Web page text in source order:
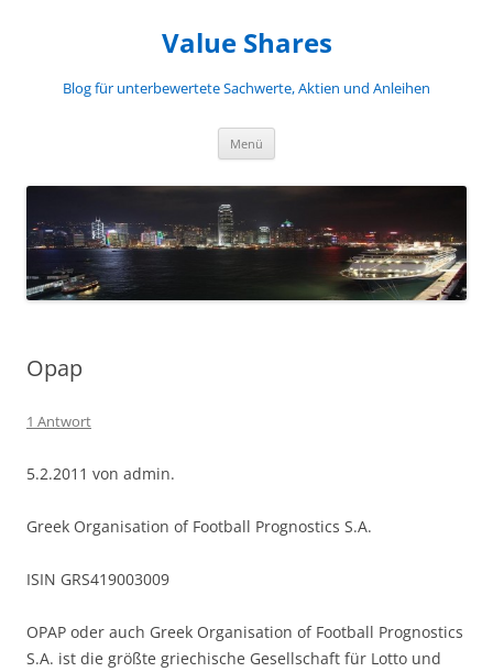
Value Shares
Blog für unterbewertete Sachwerte, Aktien und Anleihen
Menü
Opap
1 Antwort
5.2.2011 von admin.
Greek Organisation of Football Prognostics S.A.
ISIN GRS419003009
OPAP oder auch Greek Organisation of Football Prognostics
S.A. ist die größte griechische Gesellschaft für Lotto und